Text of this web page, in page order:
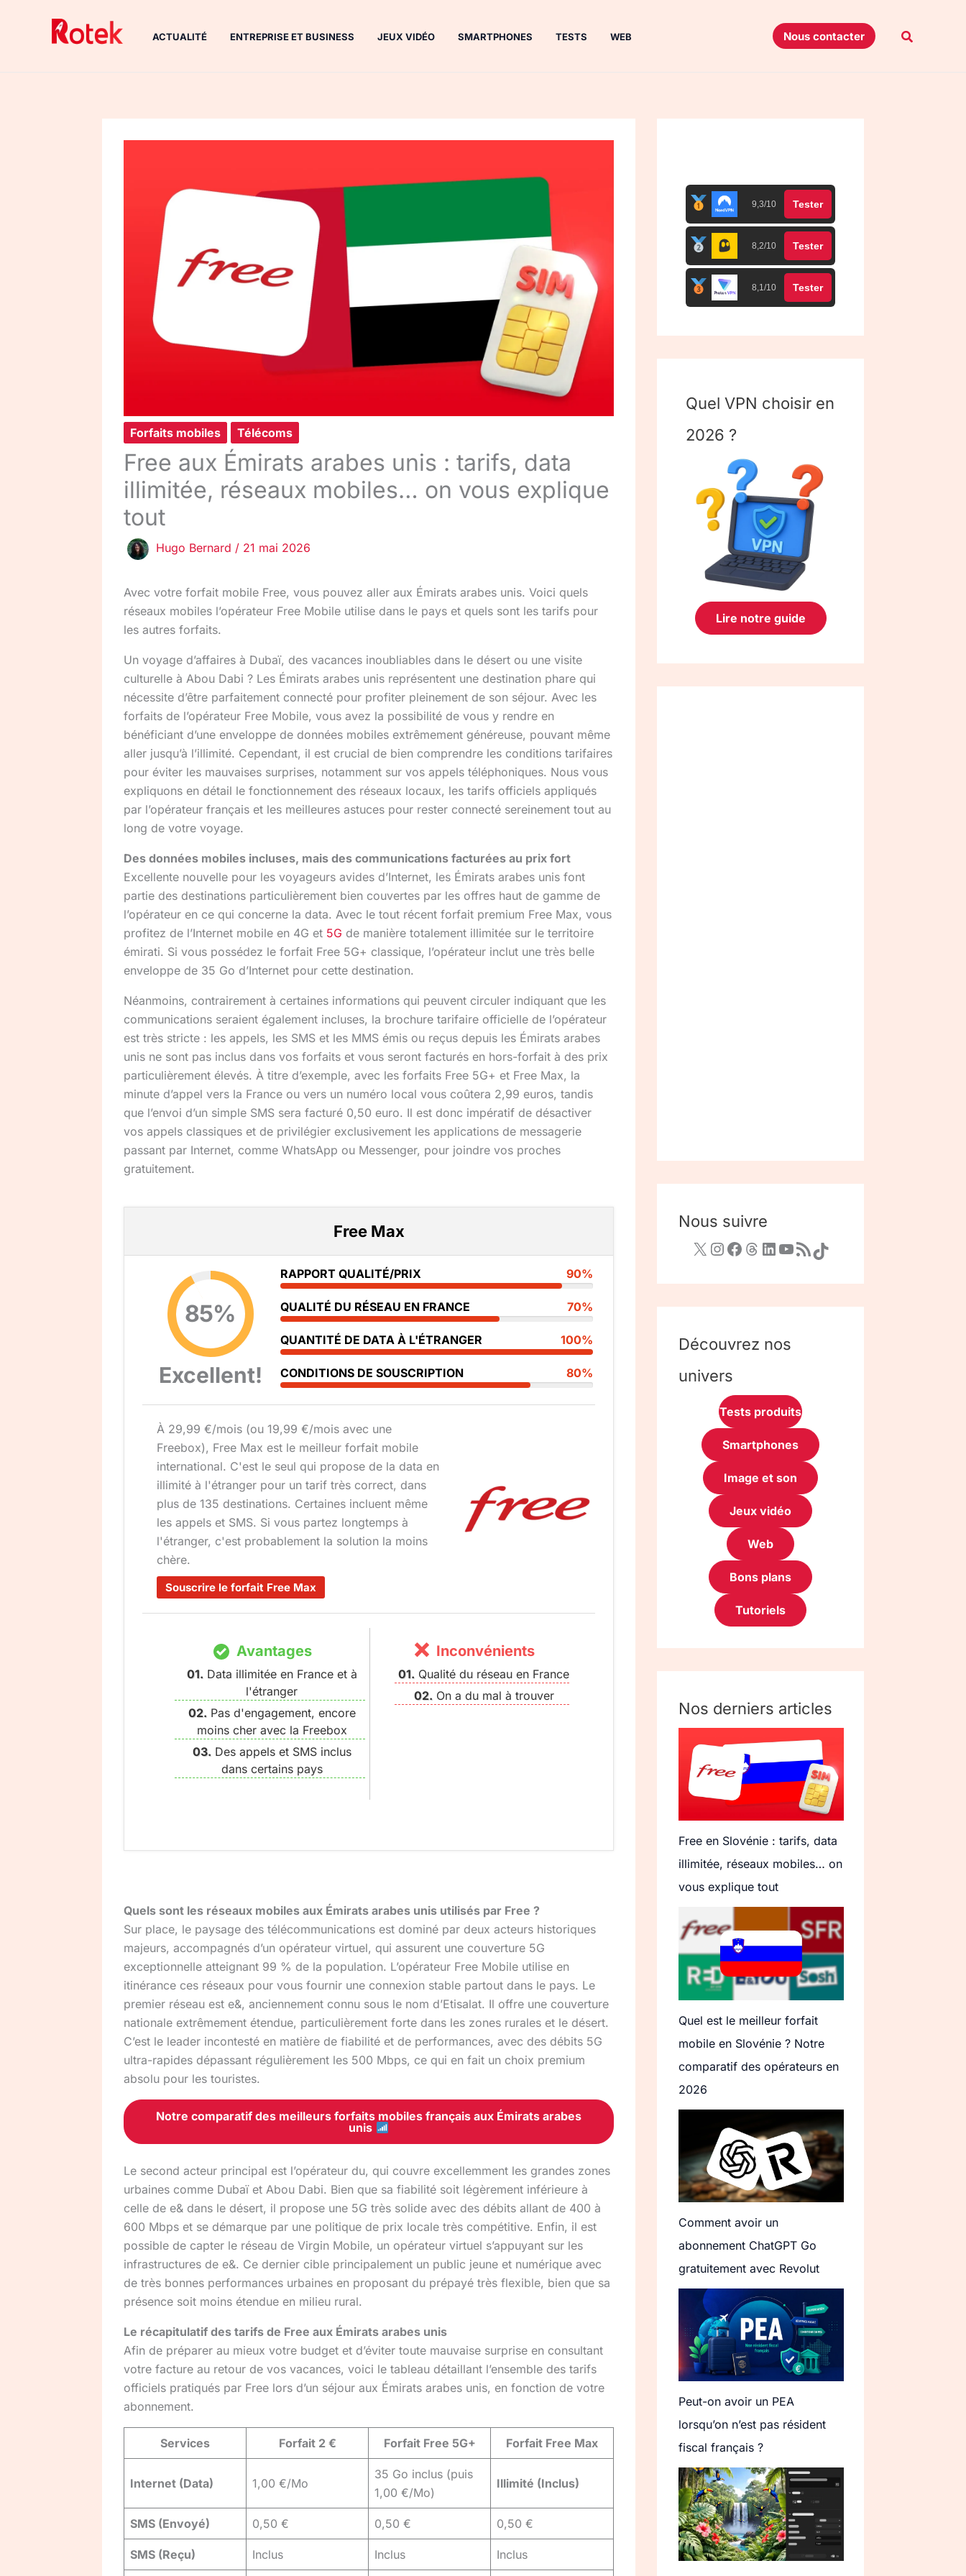
ACTUALITÉ ENTREPRISE ET BUSINESS JEUX VIDÉO SMARTPHONES TESTS WEB Nous contacter
Forfaits mobiles Télécoms
Free aux Émirats arabes unis : tarifs, data
illimitée, réseaux mobiles… on vous explique
tout
Hugo Bernard / 21 mai 2026
Avec votre forfait mobile Free, vous pouvez aller aux Émirats arabes unis. Voici quels
réseaux mobiles l’opérateur Free Mobile utilise dans le pays et quels sont les tarifs pour
les autres forfaits.
Un voyage d’affaires à Dubaï, des vacances inoubliables dans le désert ou une visite
culturelle à Abou Dabi ? Les Émirats arabes unis représentent une destination phare qui
nécessite d’être parfaitement connecté pour profiter pleinement de son séjour. Avec les
forfaits de l’opérateur Free Mobile, vous avez la possibilité de vous y rendre en
bénéficiant d’une enveloppe de données mobiles extrêmement généreuse, pouvant même
aller jusqu’à l’illimité. Cependant, il est crucial de bien comprendre les conditions tarifaires
pour éviter les mauvaises surprises, notamment sur vos appels téléphoniques. Nous vous
expliquons en détail le fonctionnement des réseaux locaux, les tarifs officiels appliqués
par l’opérateur français et les meilleures astuces pour rester connecté sereinement tout au
long de votre voyage.
Des données mobiles incluses, mais des communications facturées au prix fort
Excellente nouvelle pour les voyageurs avides d’Internet, les Émirats arabes unis font
partie des destinations particulièrement bien couvertes par les offres haut de gamme de
l’opérateur en ce qui concerne la data. Avec le tout récent forfait premium Free Max, vous
profitez de l’Internet mobile en 4G et 5G de manière totalement illimitée sur le territoire
émirati. Si vous possédez le forfait Free 5G+ classique, l’opérateur inclut une très belle
enveloppe de 35 Go d’Internet pour cette destination.
Néanmoins, contrairement à certaines informations qui peuvent circuler indiquant que les
communications seraient également incluses, la brochure tarifaire officielle de l’opérateur
est très stricte : les appels, les SMS et les MMS émis ou reçus depuis les Émirats arabes
unis ne sont pas inclus dans vos forfaits et vous seront facturés en hors-forfait à des prix
particulièrement élevés. À titre d’exemple, avec les forfaits Free 5G+ et Free Max, la
minute d’appel vers la France ou vers un numéro local vous coûtera 2,99 euros, tandis
que l’envoi d’un simple SMS sera facturé 0,50 euro. Il est donc impératif de désactiver
vos appels classiques et de privilégier exclusivement les applications de messagerie
passant par Internet, comme WhatsApp ou Messenger, pour joindre vos proches
gratuitement.
Free Max
85%
Excellent!
RAPPORT QUALITÉ/PRIX 90%
QUALITÉ DU RÉSEAU EN FRANCE 70%
QUANTITÉ DE DATA À L'ÉTRANGER 100%
CONDITIONS DE SOUSCRIPTION 80%
À 29,99 €/mois (ou 19,99 €/mois avec une
Freebox), Free Max est le meilleur forfait mobile
international. C'est le seul qui propose de la data en
illimité à l'étranger pour un tarif très correct, dans
plus de 135 destinations. Certaines incluent même
les appels et SMS. Si vous partez longtemps à
l'étranger, c'est probablement la solution la moins
chère.
Souscrire le forfait Free Max
Avantages
Data illimitée en France et à
l'étranger
Pas d'engagement, encore
moins cher avec la Freebox
Des appels et SMS inclus
dans certains pays
Inconvénients
Qualité du réseau en France
On a du mal à trouver
Quels sont les réseaux mobiles aux Émirats arabes unis utilisés par Free ?
Sur place, le paysage des télécommunications est dominé par deux acteurs historiques
majeurs, accompagnés d’un opérateur virtuel, qui assurent une couverture 5G
exceptionnelle atteignant 99 % de la population. L’opérateur Free Mobile utilise en
itinérance ces réseaux pour vous fournir une connexion stable partout dans le pays. Le
premier réseau est e&, anciennement connu sous le nom d’Etisalat. Il offre une couverture
nationale extrêmement étendue, particulièrement forte dans les zones rurales et le désert.
C’est le leader incontesté en matière de fiabilité et de performances, avec des débits 5G
ultra-rapides dépassant régulièrement les 500 Mbps, ce qui en fait un choix premium
absolu pour les touristes.
Notre comparatif des meilleurs forfaits mobiles français aux Émirats arabes
unis
Le second acteur principal est l’opérateur du, qui couvre excellemment les grandes zones
urbaines comme Dubaï et Abou Dabi. Bien que sa fiabilité soit légèrement inférieure à
celle de e& dans le désert, il propose une 5G très solide avec des débits allant de 400 à
600 Mbps et se démarque par une politique de prix locale très compétitive. Enfin, il est
possible de capter le réseau de Virgin Mobile, un opérateur virtuel s’appuyant sur les
infrastructures de e&. Ce dernier cible principalement un public jeune et numérique avec
de très bonnes performances urbaines en proposant du prépayé très flexible, bien que sa
présence soit moins étendue en milieu rural.
Le récapitulatif des tarifs de Free aux Émirats arabes unis
Afin de préparer au mieux votre budget et d’éviter toute mauvaise surprise en consultant
votre facture au retour de vos vacances, voici le tableau détaillant l’ensemble des tarifs
officiels pratiqués par Free lors d’un séjour aux Émirats arabes unis, en fonction de votre
abonnement.
Services Forfait 2 € Forfait Free 5G+ Forfait Free Max
Internet (Data) 1,00 €/Mo
35 Go inclus (puis
1,00 €/Mo)
Illimité (Inclus)
SMS (Envoyé) 0,50 € 0,50 € 0,50 €
SMS (Reçu) Inclus Inclus Inclus
9,3/10 Tester
8,2/10 Tester
8,1/10 Tester
Quel VPN choisir en
2026 ?
Lire notre guide
Nous suivre
Découvrez nos
univers
Tests produits
Smartphones
Image et son
Jeux vidéo
Web
Bons plans
Tutoriels
Nos derniers articles
Free en Slovénie : tarifs, data
illimitée, réseaux mobiles… on
vous explique tout
Quel est le meilleur forfait
mobile en Slovénie ? Notre
comparatif des opérateurs en
2026
Comment avoir un
abonnement ChatGPT Go
gratuitement avec Revolut
Peut-on avoir un PEA
lorsqu’on n’est pas résident
fiscal français ?